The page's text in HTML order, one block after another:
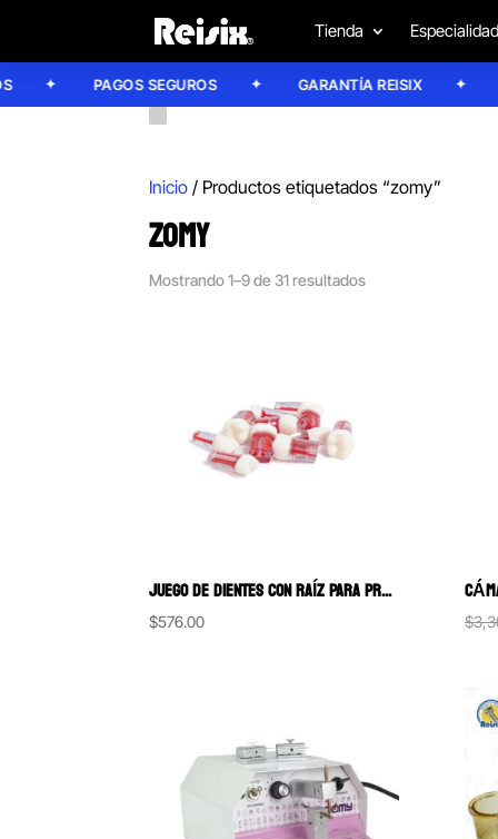
Tienda
PAGOS SEGUROS GARANTÍA REISIX
Inicio / Productos etiquetados “zomy”
ZOMY
Mostrando 1–9 de 31 resultados
JUEGO DE DIENTES CON RAÍZ PARA PRÁCTICA ENDODÓNTICA 10 PIEZAS
$576.00 $